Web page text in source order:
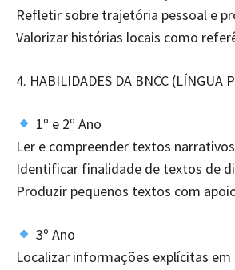
Refletir sobre trajetória pessoal e
Valorizar histórias locais como
4.⁠ ⁠HABILIDADES DA BNCC (LÍNGUA
1º e 2º Ano
Ler e compreender textos
Identificar finalidade de textos de
Produzir pequenos textos com
3º Ano
Localizar informações explícitas